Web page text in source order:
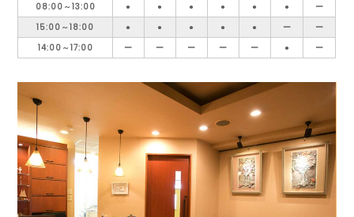
08:00～13:00
● ● ● ● ● ●
ー
15:00～18:00
● ● ● ● ● ー
ー
14:00～17:00
ー ー ー ー ー ● ー